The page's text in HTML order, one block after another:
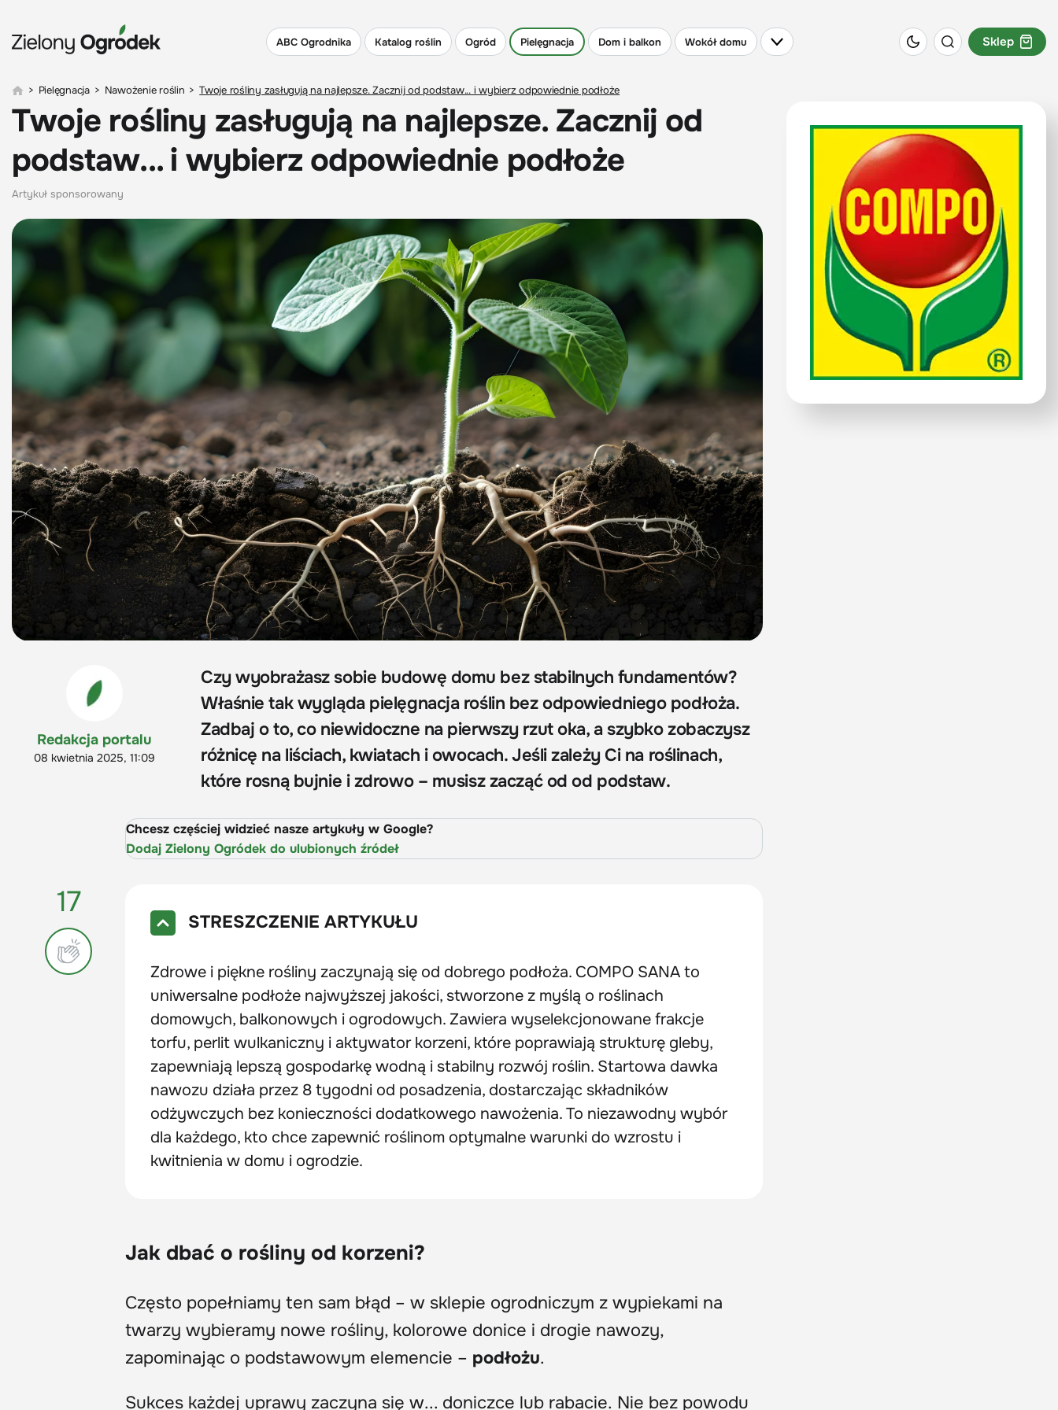
ABC Ogrodnika Katalog roślin Ogród Pielęgnacja Dom i balkon Wokół domu Sklep
> Pielęgnacja > Nawożenie roślin > Twoje rośliny zasługują na najlepsze. Zacznij od podstaw... i wybierz odpowiednie podłoże
Twoje rośliny zasługują na najlepsze. Zacznij od
podstaw... i wybierz odpowiednie podłoże
Artykuł sponsorowany
Redakcja portalu
08 kwietnia 2025, 11:09
Czy wyobrażasz sobie budowę domu bez stabilnych fundamentów?
Właśnie tak wygląda pielęgnacja roślin bez odpowiedniego podłoża.
Zadbaj o to, co niewidoczne na pierwszy rzut oka, a szybko zobaczysz
różnicę na liściach, kwiatach i owocach. Jeśli zależy Ci na roślinach,
które rosną bujnie i zdrowo – musisz zacząć od od podstaw.
Chcesz częściej widzieć nasze artykuły w Google?
Dodaj Zielony Ogródek do ulubionych źródeł
17
STRESZCZENIE ARTYKUŁU
Zdrowe i piękne rośliny zaczynają się od dobrego podłoża. COMPO SANA to
uniwersalne podłoże najwyższej jakości, stworzone z myślą o roślinach
domowych, balkonowych i ogrodowych. Zawiera wyselekcjonowane frakcje
torfu, perlit wulkaniczny i aktywator korzeni, które poprawiają strukturę gleby,
zapewniają lepszą gospodarkę wodną i stabilny rozwój roślin. Startowa dawka
nawozu działa przez 8 tygodni od posadzenia, dostarczając składników
odżywczych bez konieczności dodatkowego nawożenia. To niezawodny wybór
dla każdego, kto chce zapewnić roślinom optymalne warunki do wzrostu i
kwitnienia w domu i ogrodzie.
Jak dbać o rośliny od korzeni?
Często popełniamy ten sam błąd – w sklepie ogrodniczym z wypiekami na
twarzy wybieramy nowe rośliny, kolorowe donice i drogie nawozy,
zapominając o podstawowym elemencie – podłożu.
Sukces każdej uprawy zaczyna się w... doniczce lub rabacie. Nie bez powodu